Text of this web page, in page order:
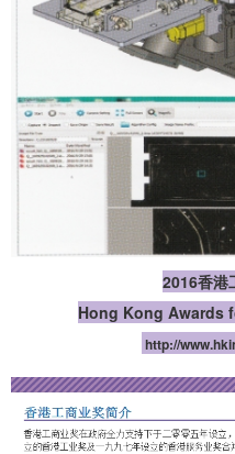
2016香港
Hong Kong Awards
http://